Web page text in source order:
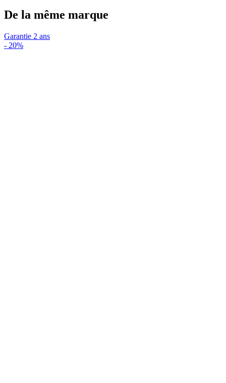
De la même marque
Garantie 2 ans
- 20%